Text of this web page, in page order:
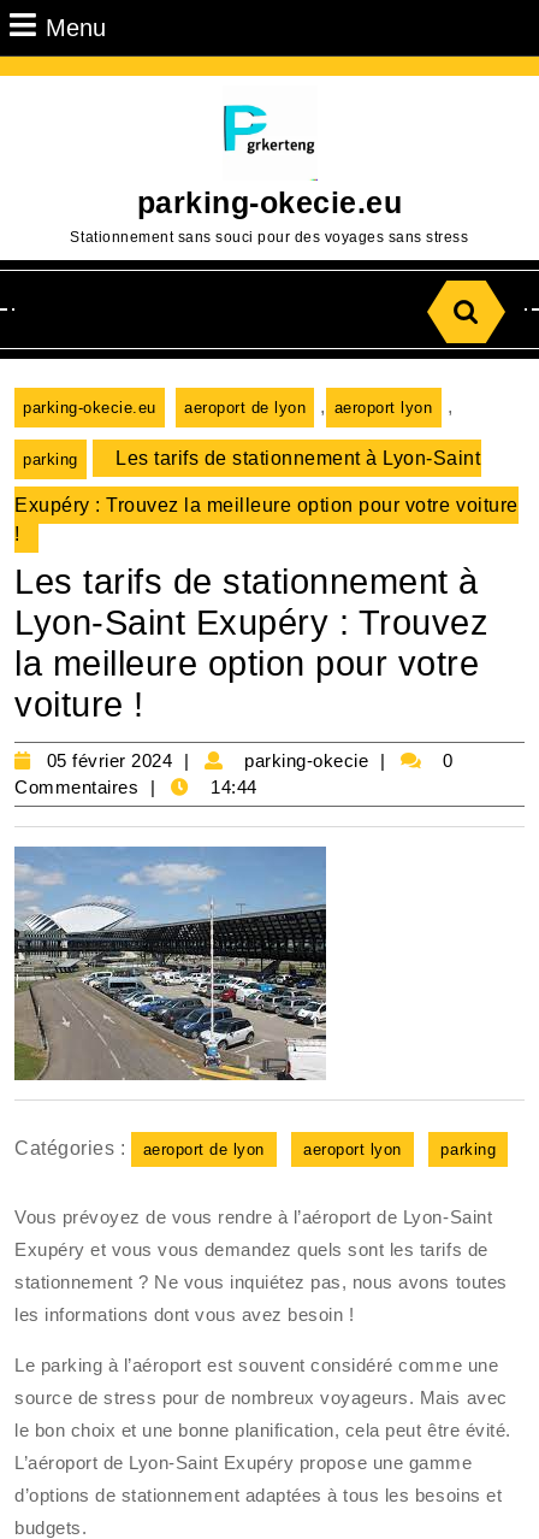
Passer
au
Menu
parking-okecie.eu
Stationnement sans souci pour des voyages sans stress
for:
parking-okecie.eu aeroport de lyon , aeroport lyon ,
parking Les tarifs de stationnement à Lyon-Saint
Exupéry : Trouvez la meilleure option pour votre voiture
!
Les tarifs de stationnement à
Lyon-Saint Exupéry : Trouvez
la meilleure option pour votre
voiture !
05 février 2024
05
février
2024
parking-okecie
parking-
0
Commentaires
14:44
Catégories : aeroport de lyon aeroport lyon parking
Vous prévoyez de vous rendre à l’aéroport de Lyon-Saint
Exupéry et vous vous demandez quels sont les tarifs de
stationnement ? Ne vous inquiétez pas, nous avons toutes
les informations dont vous avez besoin !
Le parking à l’aéroport est souvent considéré comme une
source de stress pour de nombreux voyageurs. Mais avec
le bon choix et une bonne planification, cela peut être évité.
L’aéroport de Lyon-Saint Exupéry propose une gamme
d’options de stationnement adaptées à tous les besoins et
budgets.